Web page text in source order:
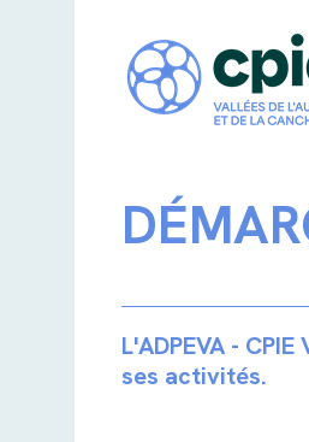
L'ADPEVA -
ses activités.